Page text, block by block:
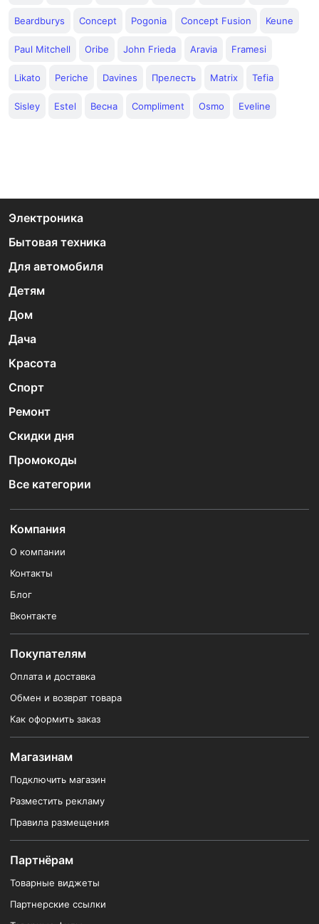
Beardburys Concept Pogonia Concept Fusion Keune
Paul Mitchell Oribe John Frieda Aravia Framesi
Likato Periche Davines Прелесть Matrix Tefia
Sisley Estel Весна Compliment Osmo Eveline
Электроника
Бытовая техника
Для автомобиля
Детям
Дом
Дача
Красота
Спорт
Ремонт
Скидки дня
Промокоды
Все категории
Компания
О компании
Контакты
Блог
Вконтакте
Покупателям
Оплата и доставка
Обмен и возврат товара
Как оформить заказ
Магазинам
Подключить магазин
Разместить рекламу
Правила размещения
Партнёрам
Товарные виджеты
Партнерские ссылки